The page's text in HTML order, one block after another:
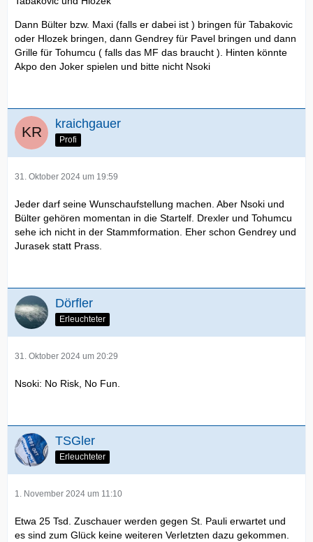
Dann Bülter bzw. Maxi (falls er dabei ist ) bringen für Tabakovic
oder Hlozek bringen, dann Gendrey für Pavel bringen und dann
Grille für Tohumcu ( falls das MF das braucht ). Hinten könnte
Akpo den Joker spielen und bitte nicht Nsoki
kraichgauer
Profi
31. Oktober 2024 um 19:59
Jeder darf seine Wunschaufstellung machen. Aber Nsoki und
Bülter gehören momentan in die Startelf. Drexler und Tohumcu
sehe ich nicht in der Stammformation. Eher schon Gendrey und
Jurasek statt Prass.
Dörfler
Erleuchteter
31. Oktober 2024 um 20:29
Nsoki: No Risk, No Fun.
TSGler
Erleuchteter
1. November 2024 um 11:10
Etwa 25 Tsd. Zuschauer werden gegen St. Pauli erwartet und
es sind zum Glück keine weiteren Verletzten dazu gekommen.